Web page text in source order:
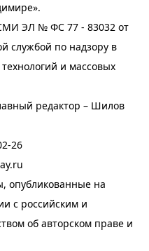
ЭЛ № ФС 77 - 83032 от
службой по надзору в
и массовых
редактор – Шилов
26
опубликованные на
с российским и
об авторском праве и